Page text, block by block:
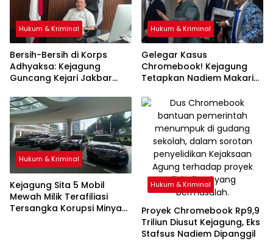
Hukum & Kriminal
Bersih-Bersih di Korps
Adhyaksa: Kejagung
Guncang Kejari Jakbar
Hukum & Kriminal
Gelegar Kasus
Chromebook! Kejagung
Tetapkan Nadiem Makarim
Hukum & Kriminal
Kejagung Sita 5 Mobil
Mewah Milik Terafiliasi
Tersangka Korupsi Minyak
Hukum & Kriminal
Proyek Chromebook Rp9,9
Triliun Diusut Kejagung, Eks
Stafsus Nadiem Dipanggil